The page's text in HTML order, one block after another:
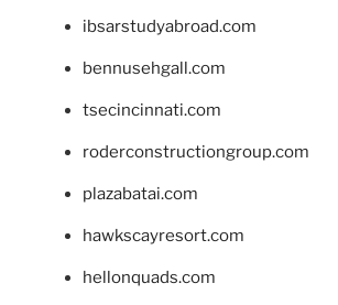
ibsarstudyabroad.com
bennusehgall.com
tsecincinnati.com
roderconstructiongroup.com
plazabatai.com
hawkscayresort.com
hellonquads.com